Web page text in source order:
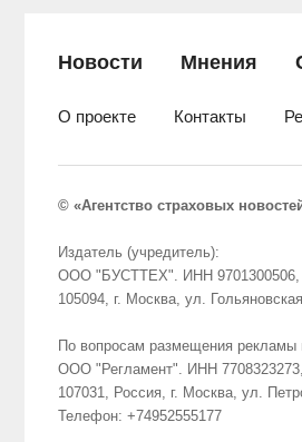
Новости Мнения
О проекте Контакты
© «Агентство страховых
Издатель (учредитель):
ООО "БУСТТЕХ". ИНН 9701300506,
105094, г. Москва, ул.
По вопросам размещения рекламы
ООО "Регламент". ИНН
107031, Россия, г. Москва, ул.
Телефон: +74952555177